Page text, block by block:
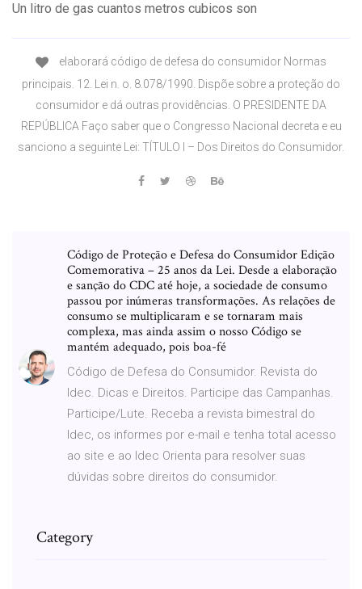
Un litro de gas cuantos metros cubicos son
elaborará código de defesa do consumidor Normas
principais. 12. Lei n. o. 8.078/1990. Dispõe sobre a proteção do
consumidor e dá outras providências. O PRESIDENTE DA
REPÚBLICA Faço saber que o Congresso Nacional decreta e eu
sanciono a seguinte Lei: TÍTULO I – Dos Direitos do Consumidor.
Código de Proteção e Defesa do Consumidor Edição
Comemorativa – 25 anos da Lei. Desde a elaboração
e sanção do CDC até hoje, a sociedade de consumo
passou por inúmeras transformações. As relações de
consumo se multiplicaram e se tornaram mais
complexa, mas ainda assim o nosso Código se
mantém adequado, pois boa-fé
Código de Defesa do Consumidor. Revista do
Idec. Dicas e Direitos. Participe das Campanhas.
Participe/Lute. Receba a revista bimestral do
Idec, os informes por e-mail e tenha total acesso
ao site e ao Idec Orienta para resolver suas
dúvidas sobre direitos do consumidor.
Category